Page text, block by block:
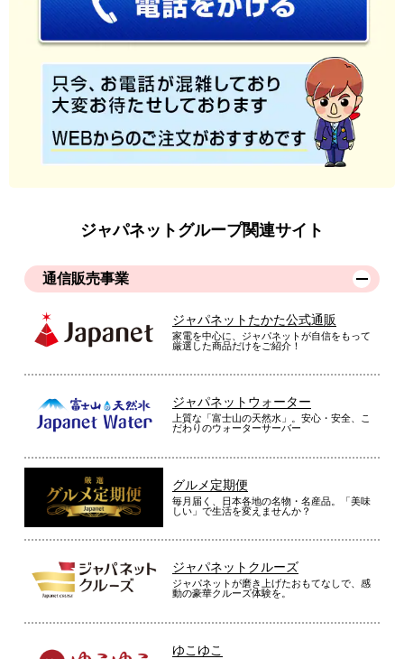
ジャパネットグループ関連サイト
通信販売事業
ジャパネットたかた公式通販
家電を中心に、ジャパネットが自信をもって
厳選した商品だけをご紹介！
ジャパネットウォーター
上質な「富士山の天然水」。安心・安全、こ
だわりのウォーターサーバー
グルメ定期便
毎月届く、日本各地の名物・名産品。「美味
しい」で生活を変えませんか？
ジャパネットクルーズ
ジャパネットが磨き上げたおもてなしで、感
動の豪華クルーズ体験を。
ゆこゆこ